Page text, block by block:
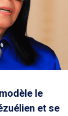
le
et se